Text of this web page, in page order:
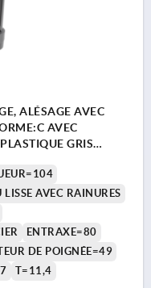
ALÉSAGE AVEC
AVEC
GRIS
AVEC RAINURES
ENTRAXE=80
DE POIGNÉE=49
T=11,4